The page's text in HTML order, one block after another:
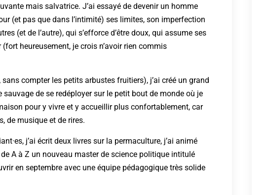
mais salvatrice. J’ai essayé de devenir un homme
(et pas que dans l’intimité) ses limites, son imperfection
(et de l’autre), qui s’efforce d’être doux, qui assume ses
heureusement, je crois n’avoir rien commis
compter les petits arbustes fruitiers), j’ai créé un grand
de se redéployer sur le petit bout de monde où je
pour y vivre et y accueillir plus confortablement, car
de musique et de rires.
j’ai écrit deux livres sur la permaculture, j’ai animé
A à Z un nouveau master de science politique intitulé
en septembre avec une équipe pédagogique très solide